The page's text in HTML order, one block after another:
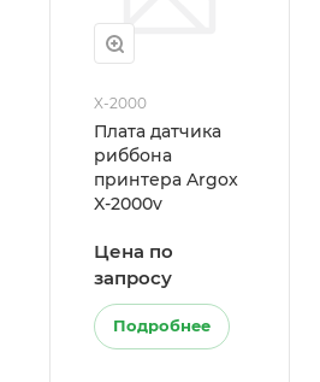
X-2000
Плата датчика
риббона
принтера Argox
X-2000v
Цена по
запросу
Подробнее